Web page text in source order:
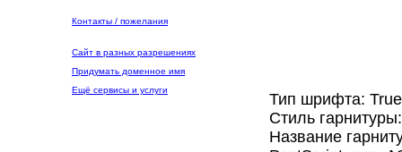
Контакты / пожелания
Сайт в разных разрешениях
Придумать доменное имя
Ещё сервисы и услуги
Тип шрифта:
Стиль
Название